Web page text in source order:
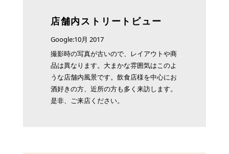
店舗内ストリートビュー
Google:10月 2017
撮影時の写真が古いので、レイアウトや商
品は異なります。大まかな雰囲気はこのよ
うな店舗内風景です。飲食店様を中心にお
酒好きの方、近所の方も多く来訪します。
是非、ご来店ください。